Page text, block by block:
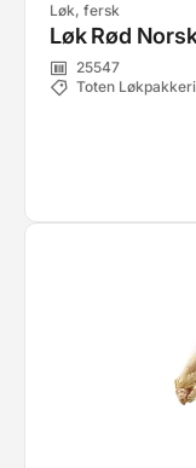
Løk, fersk
Løk Rød
25547
Toten Løkpakkeri